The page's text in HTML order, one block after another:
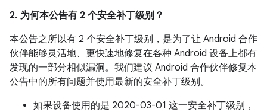
2. 为何本公告有 2 个安全补丁级别？
本公告之所以有 2 个安全补丁级别，是为了让 Android 合作
伙伴能够灵活地、更快速地修复在各种 Android 设备上都有
发现的一部分相似漏洞。我们建议 Android 合作伙伴修复本
公告中的所有问题并使用最新的安全补丁级别。
如果设备使用的是 2020-03-01 这一安全补丁级别，